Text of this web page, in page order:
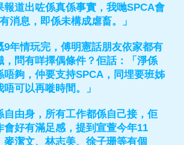
報道出咗係真係事實，我哋SPCA會
消息，即係未構成虐畜。」
9年情玩完，傅明憲話朋友依家都有
，問有咩擇偶條件？佢話：「淨係
唔夠，仲要支持SPCA，同埋要班姊
可以再嘥時間。」
自由身，所有工作都係自己接，佢
會好有滿足感，提到宣萱今年11
麥潔文、林志美、徐子珊等有個